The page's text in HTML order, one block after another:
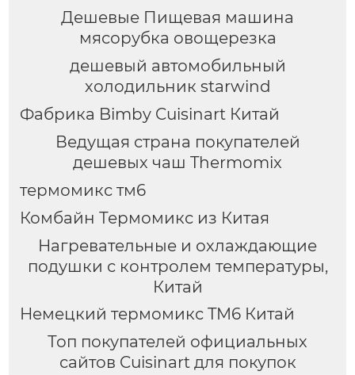
Дешевые Пищевая машина
мясорубка овощерезка
дешевый автомобильный
холодильник starwind
Фабрика Bimby Cuisinart Китай
Ведущая страна покупателей
дешевых чаш Thermomix
термомикс тм6
Комбайн Термомикс из Китая
Нагревательные и охлаждающие
подушки с контролем температуры,
Китай
Немецкий термомикс TM6 Китай
Топ покупателей официальных
сайтов Cuisinart для покупок